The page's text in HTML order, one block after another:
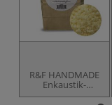
R&F HANDMADE
Enkaustik-
Medium